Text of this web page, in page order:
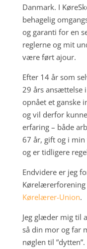
Danmark. I
behagelig
og garanti for en
reglerne og mit
være ført ajour.
Efter 14 år som
29 års ansættelse
opnået et ganske
og vil derfor
erfaring – både
67 år, gift og i
og er tidligere
Endvidere er jeg
Kørelærer-Union.
Jeg glæder mig til
så din mor og far
nøglen til ”dytten”.